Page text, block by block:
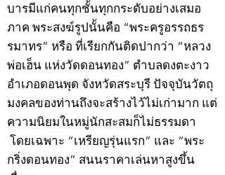
บารมีแก่คนทุกชั้นทุกกระดับอย่างเสมอ
ภาค พระสงฆ์รูปนั้นคือ “พระครูอรรถธร
รมาทร” หรือ ที่เรียกกันติดปากว่า “หลวง
พ่อเฮ็น แห่งวัดดอนทอง” ตำบลดงตะงาว
อำเภอดอนพุด จังหวัดสระบุรี ปัจจุบันวัตถุ
มงคลของท่านถึงจะสร้างไว้ไม่เก่ามาก แต่
ความนิยมในหมู่นักสะสมก็ไม่ธรรมดา
โดยเฉพาะ “เหรียญรุ่นแรก” และ “พระ
กริ่งดอนทอง” สนนราคาเล่นหาสูงขึ้น